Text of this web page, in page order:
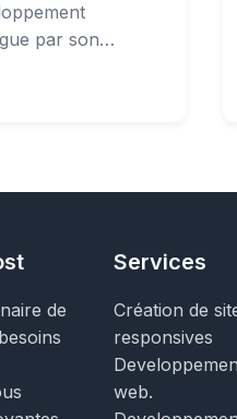
par son
de
Services
Création de
responsives
web.